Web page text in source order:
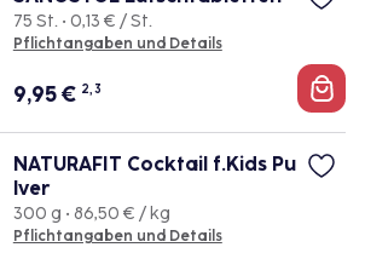
75 St. • 0,13 € / St.
Pflichtangaben und Details
9,95€ 2, 3
NATURAFIT Cocktail f.Kids Pu
lver
300 g • 86,50 € / kg
Pflichtangaben und Details